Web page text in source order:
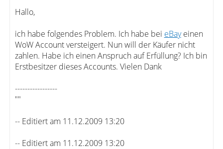
Hallo,
ich habe folgendes Problem. Ich habe bei eBay einen
WoW Account versteigert. Nun will der Käufer nicht
zahlen. Habe ich einen Anspruch auf Erfüllung? Ich bin
Erstbesitzer dieses Accounts. Vielen Dank
-----------------
""
-- Editiert am 11.12.2009 13:20
-- Editiert am 11.12.2009 13:20